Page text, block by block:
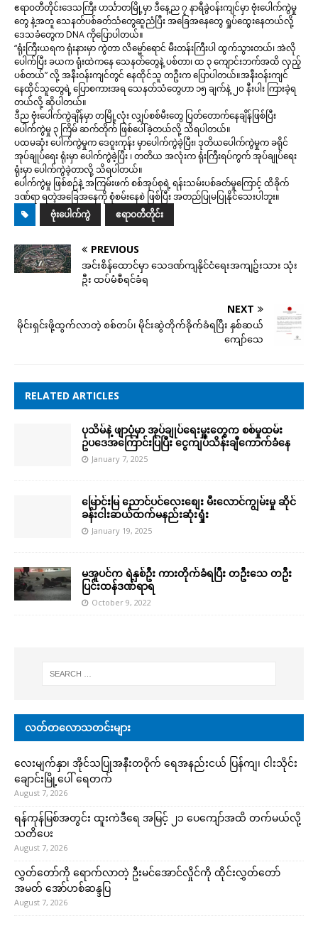
ဧရာဝတီတိုင်းဒေသကြီး ဟင်္သာတမြို့မှာ ဒီနေ့ည ၇ နာရီခွဲဝန်းကျင်မှာ ဗုံးပေါက်ကွဲမှု
တွေ နဲ့အတူ သေနတ်ပစ်ခတ်သံတွေဆူညံပြီး အခြေအနေတွေ ရှုပ်ထွေးနေတယ်လို့
ဒေသခံတွေက DNA ကိုပြောပါတယ်။
“ရုံးကြီးယရက ရုံးနားမှာ ကွဲတာ လိမ္မော်ရောင် မီးတန်းကြီးပါ ထွက်သွားတယ်၊ အဲလို
ပေါက်ပြီး ခယက ရုံးထဲကနေ သေနတ်တွေနဲ့ ပစ်တာ၊ ထ ၃ ကျောင်းဘက်အထိ လှည့်
ပစ်တယ်” လို့ အနီးဝန်းကျင်တွင် နေထိုင်သူ တဦးက ပြောပါတယ်။အနီးဝန်းကျင်
နေထိုင်သူတွေရဲ့ ပြောစကားအရ သေနတ်သံတွေဟာ ၁၅ ချက်နဲ့ ၂၀ နီးပါး ကြားခဲ့ရ
တယ်လို့ ဆိုပါတယ်။
ဒီည ဗုံးပေါက်ကွဲချိန်မှာ တမြို့လုံး လျှပ်စစ်မီးတွေ ပြတ်တောက်နေချိန်ဖြစ်ပြီး
ပေါက်ကွဲမှု ၃ ကြိမ် ဆက်တိုက် ဖြစ်ပေါ်ခဲ့တယ်လို့ သိရပါတယ်။
ပထမဆုံး ပေါက်ကွဲမှုက ဒေဝူးကုန်း မှာပေါက်ကွဲခဲ့ပြီး၊ ဒုတိယပေါက်ကွဲမှုက ခရိုင်
အုပ်ချုပ်ရေး ရုံးမှာ ပေါက်ကွဲခဲ့ပြီး ၊ တတိယ အလုံးက ရုံးကြီးရပ်ကွက် အုပ်ချုပ်ရေး
ရုံးမှာ ပေါက်ကွဲခဲ့တာလို့ သိရပါတယ်။
ပေါက်ကွဲမှု ဖြစ်စဉ်နဲ့ အကြမ်းဖက် စစ်အုပ်စုရဲ့ ရန်းသမ်းပစ်ခတ်မှုကြောင့် ထိခိုက်
ဒဏ်ရာ ရတဲ့အခြေအနေကို စုံစမ်းနေစဲ ဖြစ်ပြီး အတည်ပြုမပြုနိုင်သေးပါဘူး။
ဗုံးပေါက်ကွဲ
ဧရာဝတီတိုင်း
PREVIOUS
အင်းစိန်ထောင်မှာ သေဒဏ်ကျနိုင်ငံရေးအကျဥ်းသား သုံး
ဦး ထပ်မံစီရင်ခံရ
NEXT
မိုင်းရှင်းဖို့ထွက်လာတဲ့ စစ်တပ်၊ မိုင်းဆွဲတိုက်ခိုက်ခံရပြီး နှစ်ဆယ်
ကျော်သေ
RELATED ARTICLES
ပုသိမ်နဲ့ ဖျာပုံမှာ အုပ်ချုပ်ရေးမှူးတွေက စစ်မှုထမ်း
ဥပဒေအကြောင်းပြပြီး ငွေကျပ်သိန်းချီကောက်ခံနေ
January 7, 2025
မြောင်းမြ ညောင်ပင်လေးစျေး မီးလောင်ကျွမ်းမှု ဆိုင်
ခန်းငါးဆယ်ထက်မနည်းဆုံးရှုံး
January 19, 2025
မအူပင်က ရဲနှစ်ဦး ကားတိုက်ခံရပြီး တဦးသေ တဦး
ပြင်းထန်ဒဏ်ရာရ
October 9, 2022
လတ်တလောသတင်းများ
လေးမျက်နှာ၊ အိုင်သပြုအနီးတဝိုက် ရေအနည်းငယ် ပြန်ကျ၊ ငါးသိုင်း
ချောင်းမြို့ပေါ် ရေတက်
August 7, 2026
ရန်ကုန်မြစ်အတွင်း ထူးကဲဒီရေ အ​မြင့် ၂၁ ပေကျော်အထိ တက်မယ်လို့
သတိပေး
August 7, 2026
လွှတ်တော်ကို ရောက်လာတဲ့ ဦးမင်အောင်လှိုင်ကို ထိုင်းလွှတ်တော်
အမတ် အော်ဟစ်ဆန္ဒပြ
August 7, 2026